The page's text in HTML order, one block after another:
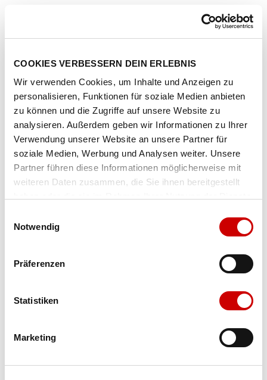
COOKIES VERBESSERN DEIN ERLEBNIS
Wir verwenden Cookies, um Inhalte und Anzeigen zu
personalisieren, Funktionen für soziale Medien anbieten
zu können und die Zugriffe auf unsere Website zu
analysieren. Außerdem geben wir Informationen zu Ihrer
Verwendung unserer Website an unsere Partner für
soziale Medien, Werbung und Analysen weiter. Unsere
Partner führen diese Informationen möglicherweise mit
weiteren Daten zusammen, die Sie ihnen bereitgestellt
Notwendig
Präferenzen
Statistiken
Marketing
Artikel-Nr.108138-03-yellow-alert-black-sun-struck
Farbe yellow alert-black-sun struck
Ausgewählt
Verfügbarkeit: